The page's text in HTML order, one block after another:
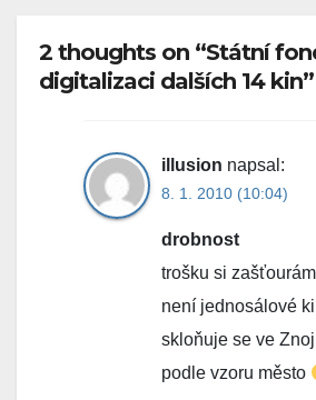
2 thoughts on “Státní
digitalizaci dalších 14 kin”
illusion napsal:
8. 1. 2010 (10:04)
drobnost
trošku si
není jednosálové
skloňuje se ve
podle vzoru město